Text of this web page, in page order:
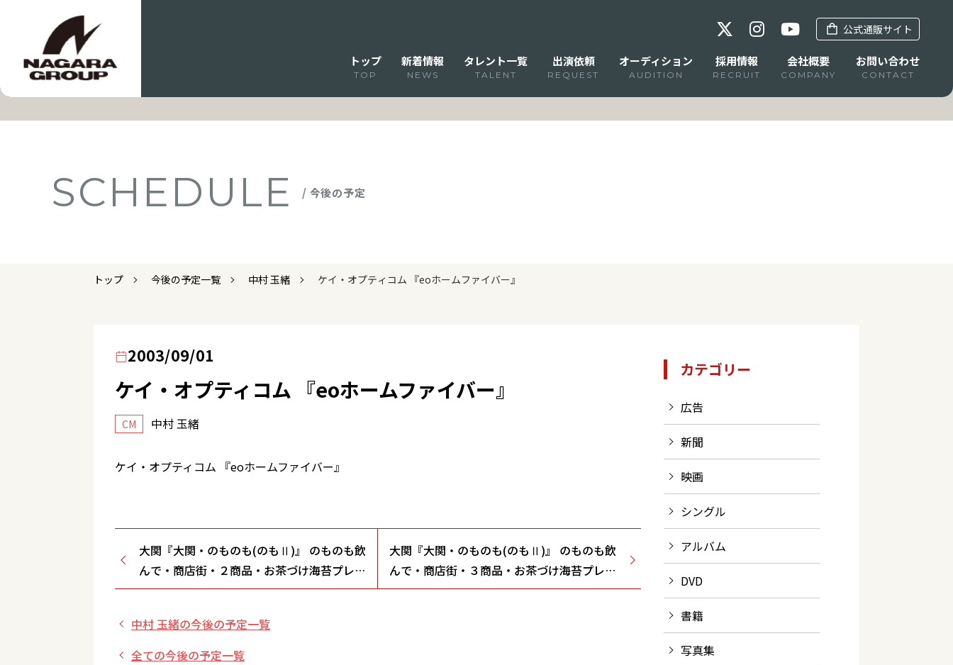
公式通販サイト
トップ
TOP
新着情報
NEWS
タレント一覧
TALENT
出演依頼
REQUEST
オーディション
AUDITION
採用情報
RECRUIT
会社概要
COMPANY
お問い合わせ
CONTACT
SCHEDULE / 今後の予定
トップ 今後の予定一覧 中村 玉緒 ケイ・オプティコム 『eoホームファイバー』
2003/09/01
ケイ・オプティコム 『eoホームファイバー』
CM 中村 玉緒
ケイ・オプティコム 『eoホームファイバー』
大関『大関・のものも(のもⅡ)』 のものも飲
んで・商店街・２商品・お茶づけ海苔プレゼ
ント
大関『大関・のものも(のもⅡ)』 のものも飲
んで・商店街・３商品・お茶づけ海苔プレゼ
ント
中村 玉緒の今後の予定一覧
全ての今後の予定一覧
カテゴリー
広告
新聞
映画
シングル
アルバム
DVD
書籍
写真集